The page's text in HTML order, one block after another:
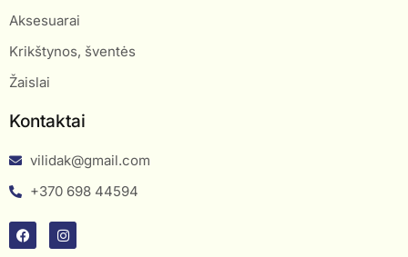
Aksesuarai
Krikštynos, šventės
Žaislai
Kontaktai
vilidak@gmail.com
+370 698 44594